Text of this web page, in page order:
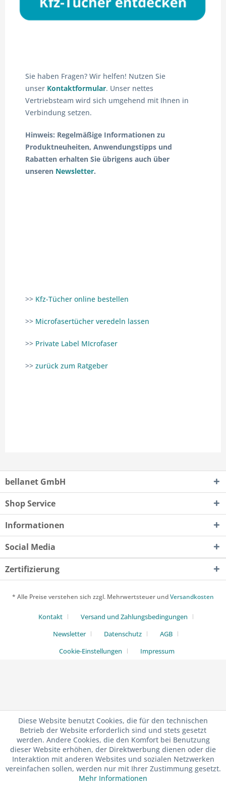
Sie haben Fragen? Wir helfen! Nutzen Sie
unser Kontaktformular. Unser nettes
Vertriebsteam wird sich umgehend mit Ihnen in
Verbindung setzen.
Hinweis: Regelmäßige Informationen zu
Produktneuheiten, Anwendungstipps und
Rabatten erhalten Sie übrigens auch über
unseren Newsletter.
>> Kfz-Tücher online bestellen
>> Microfasertücher veredeln lassen
>> Private Label MIcrofaser
>> zurück zum Ratgeber
bellanet GmbH
Shop Service
Informationen
Social Media
Zertifizierung
* Alle Preise verstehen sich zzgl. Mehrwertsteuer undVersandkosten
Kontakt
Versand und Zahlungsbedingungen
Newsletter
Datenschutz
AGB
Cookie-Einstellungen
Impressum
Diese Website benutzt Cookies, die für den technischen
Betrieb der Website erforderlich sind und stets gesetzt
werden. Andere Cookies, die den Komfort bei Benutzung
dieser Website erhöhen, der Direktwerbung dienen oder die
Interaktion mit anderen Websites und sozialen Netzwerken
vereinfachen sollen, werden nur mit Ihrer Zustimmung gesetzt.
Mehr Informationen